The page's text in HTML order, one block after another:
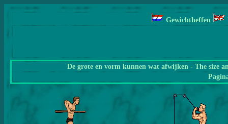
Gewichtheffen
De grote en vorm kunnen wat afwijken - The size